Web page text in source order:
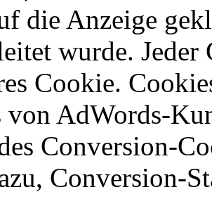
die Anzeige
wurde.
Cookie.
von AdWords-
Conversion-
Conversion-